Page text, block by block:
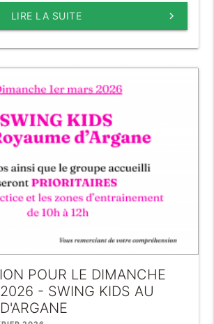
keyboard_arrow_right
LIRE LA SUITE
POUR LE DIMANCHE
- SWING KIDS AU